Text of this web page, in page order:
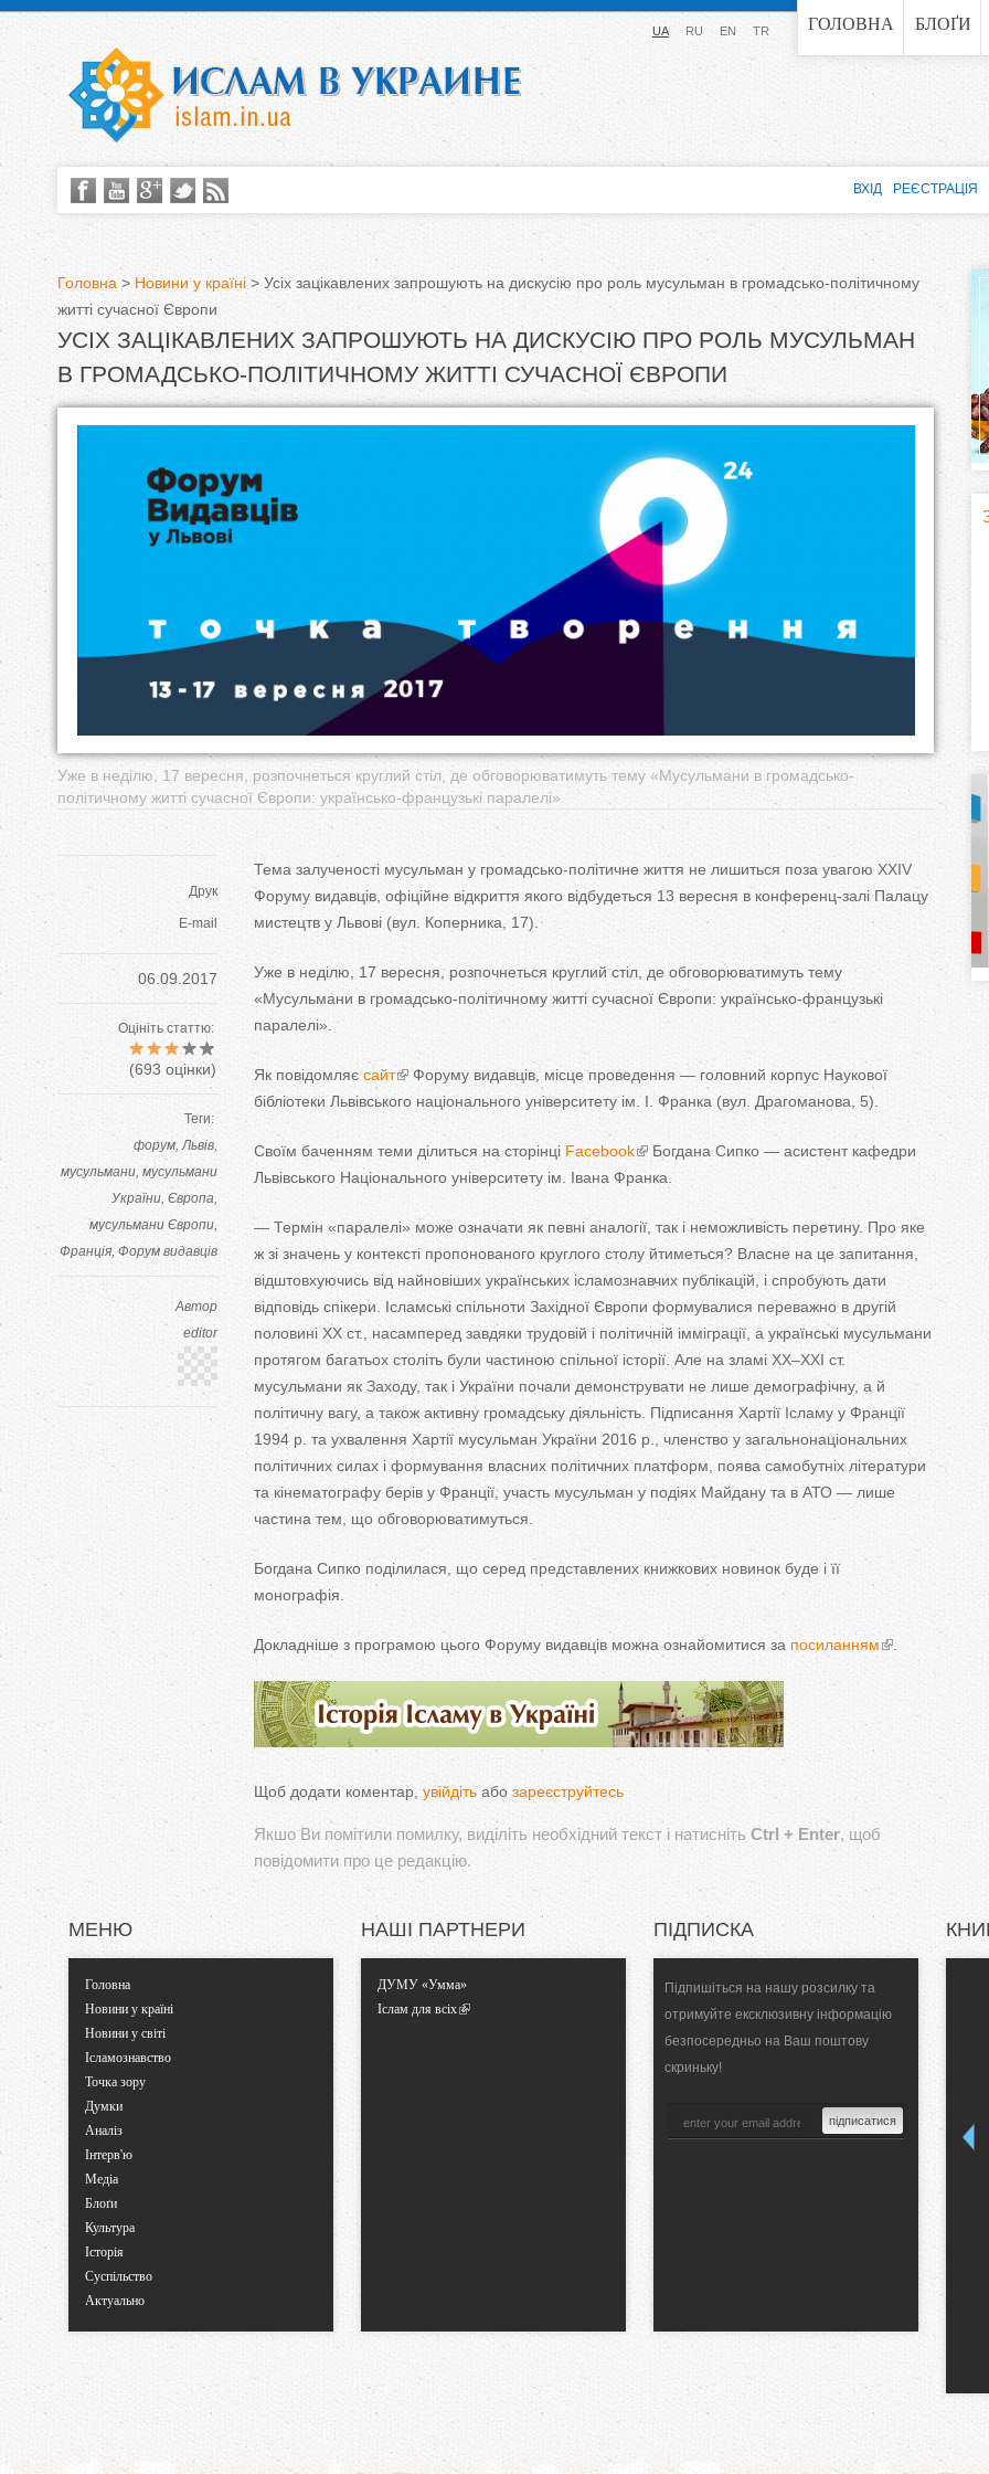
Jump to navigation ГОЛОВНА БЛОҐИ
UA RU EN TR
В
и
є
Головна > Новини у країні > Усіх зацікавлених запрошують на дискусію про роль мусульман в громадсько-політичному
житті сучасної Європи
УСІХ ЗАЦІКАВЛЕНИХ ЗАПРОШУЮТЬ НА ДИСКУСІЮ ПРО РОЛЬ МУСУЛЬМАН
В ГРОМАДСЬКО-ПОЛІТИЧНОМУ ЖИТТІ СУЧАСНОЇ ЄВРОПИ
Уже в неділю, 17 вересня, розпочнеться круглий стіл, де обговорюватимуть тему «Мусульмани в громадсько-
політичному житті сучасної Європи: українсько-французькі паралелі»
Друк
E-mail
06.09.2017
Оцініть статтю:
(693 оцінки)
Теги:
форум Львів
мусульмани мусульмани
України Європа
мусульмани Європи
Франція Форум видавців
Автор
editor
Тема залученості мусульман у громадсько-політичне життя не лишиться поза увагою XXIV
Форуму видавців, офіційне відкриття якого відбудеться 13 вересня в конференц-залі Палацу
мистецтв у Львові (вул. Коперника, 17).
Уже в неділю, 17 вересня, розпочнеться круглий стіл, де обговорюватимуть тему
«Мусульмани в громадсько-політичному житті сучасної Європи: українсько-французькі
паралелі».
Як повідомляє сайт
Форуму видавців, місце проведення — головний корпус Наукової
бібліотеки Львівського національного університету ім. І. Франка (вул. Драгоманова, 5).
Своїм баченням теми ділиться на сторінці Facebook
Богдана Сипко — асистент кафедри
Львівського Національного університету ім. Івана Франка.
— Термін «паралелі» може означати як певні аналогії, так і неможливість перетину. Про яке
ж зі значень у контексті пропонованого круглого столу йтиметься? Власне на це запитання,
відштовхуючись від найновіших українських ісламознавчих публікацій, і спробують дати
відповідь спікери. Ісламські спільноти Західної Європи формувалися переважно в другій
половині XX ст., насамперед завдяки трудовій і політичній імміграції, а українські мусульмани
протягом багатьох століть були частиною спільної історії. Але на зламі ХХ‒ХХІ ст.
мусульмани як Заходу, так і України почали демонструвати не лише демографічну, а й
політичну вагу, а також активну громадську діяльність. Підписання Хартії Ісламу у Франції
1994 р. та ухвалення Хартії мусульман України 2016 р., членство у загальнонаціональних
політичних силах і формування власних політичних платформ, поява самобутніх літератури
та кінематографу берів у Франції, участь мусульман у подіях Майдану та в АТО — лише
частина тем, що обговорюватимуться.
Богдана Сипко поділилася, що серед представлених книжкових новинок буде і її
монографія.
Докладніше з програмою цього Форуму видавців можна ознайомитися за посиланням
Щоб додати коментар, увійдіть або зареєструйтесь
Якшо Ви помітили помилку, виділіть необхідний текст і натисніть Ctrl + Enter, щоб
повідомити про це редакцію.
ВХІД РЕЄСТРАЦІЯ
o
n
t
l
T
b
s
МЕНЮ
Головна
Новини у країні
Новини у світі
Ісламознавство
Точка зору
Думки
Аналіз
Інтерв'ю
Медіа
Блоґи
Культура
Історія
Суспільство
Актуально
НАШІ ПАРТНЕРИ
ДУМУ «Умма»
Іслам для всіх
ПІДПИСКА
Підпишіться на нашу розсилку та
отримуйте ексклюзивну інформацію
безпосередньо на Ваш поштову
скриньку!